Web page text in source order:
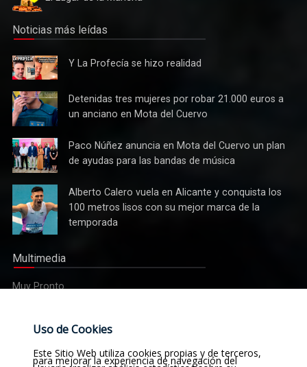
Cultura
el XII Certamen Regional "Villa Cervantina"
Y La
Profecía
se hizo
realidad
Detenidas
tres
mujeres
por robar
21.000
anciano
en Mota
del
Detenidas tres mujeres por robar 21.000 euros a
Paco
Núñez
anuncia
en Mota
del
Cuervo un
ayudas
para las
bandas
Paco Núñez anuncia en Mota del Cuervo un plan
Alberto
Calero
vuela en
conquista
metros
marca de
temporada
Alberto Calero vuela en Alicante y conquista los
100 metros lisos con su mejor marca de la
Etiquetas
Uso de Cookies
Este Sitio Web utiliza cookies propias y de terceros,
para mejorar la experiencia de navegación del